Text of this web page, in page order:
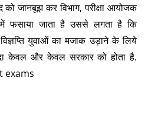
जानबूझ कर विभाग, परीक्षा आयोजक
फसाया जाता है उससे लगता है कि
युवाओं का मजाक उड़ाने के लिये
केवल और केवल सरकार को होता है.
exams